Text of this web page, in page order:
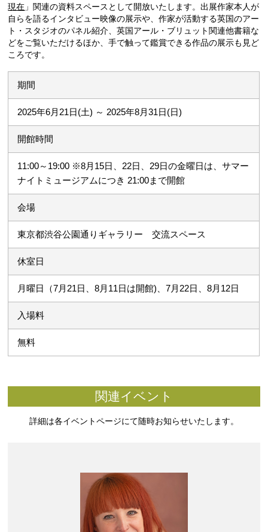
現在 」関連の資料スペースとして開放いたします。出展作家本人が
自らを語るインタビュー映像の展示や、作家が活動する英国のアー
ト・スタジオのパネル紹介、英国アール・ブリュット関連他書籍な
どをご覧いただけるほか、手で触って鑑賞できる作品の展示も見ど
ころです。
期間
2025年6月21日(土) ～ 2025年8月31日(日)
開館時間
11:00～19:00 ※8月15日、22日、29日の金曜日は、サマー
ナイトミュージアムにつき 21:00まで開館
会場
東京都渋谷公園通りギャラリー 交流スペース
休室日
月曜日（7月21日、8月11日は開館)、7月22日、8月12日
入場料
無料
関連イベント
詳細は各イベントページにて随時お知らせいたします。